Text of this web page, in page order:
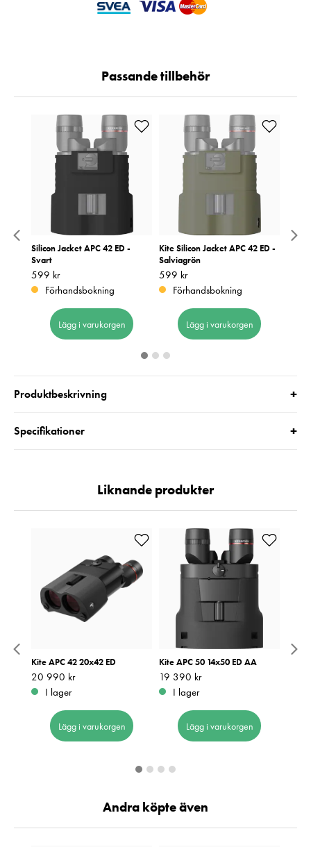
Passande tillbehör
Silicon Jacket APC 42 ED -
Svart
Pris: 599 kr
599 kr
Förhandsbokning
Lägg i varukorgen
Kite Silicon Jacket APC 42 ED -
Salviagrön
Pris: 599 kr
599 kr
Förhandsbokning
Lägg i varukorgen
Produktbeskrivning +
Specifikationer +
Liknande produkter
Kite APC 42 20x42 ED
Pris :20 990 kr
20 990 kr
I lager
Lägg i varukorgen
Kite APC 50 14x50 ED AA
Pris :19 390 kr
19 390 kr
I lager
Lägg i varukorgen
Andra köpte även